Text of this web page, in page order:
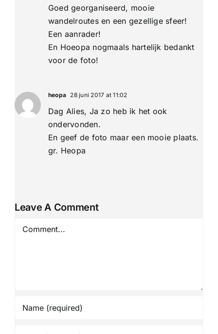
Goed georganiseerd, mooie
wandelroutes en een gezellige sfeer!
Een aanrader!
En Hoeopa nogmaals hartelijk bedankt
voor de foto!
heopa 28 juni 2017 at 11:02
Dag Alies, Ja zo heb ik het ook
ondervonden.
En geef de foto maar een mooie plaats.
gr. Heopa
Leave A Comment